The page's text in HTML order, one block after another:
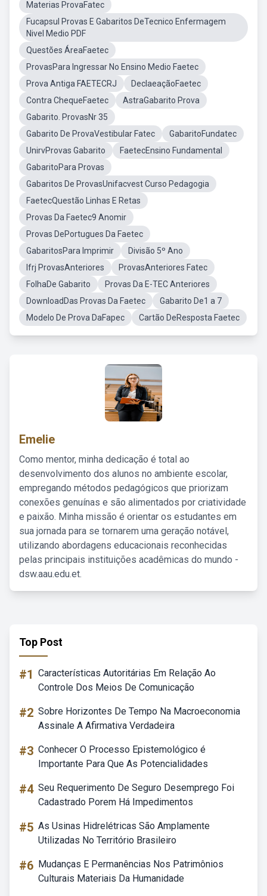
Materias ProvaFatec
Fucapsul Provas E Gabaritos DeTecnico Enfermagem
Nivel Medio PDF
Questões ÁreaFaetec
ProvasPara Ingressar No Ensino Medio Faetec
Prova Antiga FAETECRJ
DeclaeaçãoFaetec
Contra ChequeFaetec
AstraGabarito Prova
Gabarito. ProvasNr 35
Gabarito De ProvaVestibular Fatec
GabaritoFundatec
UnirvProvas Gabarito
FaetecEnsino Fundamental
GabaritoPara Provas
Gabaritos De ProvasUnifacvest Curso Pedagogia
FaetecQuestão Linhas E Retas
Provas Da Faetec9 Anomir
Provas DePortugues Da Faetec
GabaritosPara Imprimir
Divisão 5º Ano
Ifrj ProvasAnteriores
ProvasAnteriores Fatec
FolhaDe Gabarito
Provas Da E-TEC Anteriores
DownloadDas Provas Da Faetec
Gabarito De1 a 7
Modelo De Prova DaFapec
Cartão DeResposta Faetec
Emelie
Como mentor, minha dedicação é total ao
desenvolvimento dos alunos no ambiente escolar,
empregando métodos pedagógicos que priorizam
conexões genuínas e são alimentados por criatividade
e paixão. Minha missão é orientar os estudantes em
sua jornada para se tornarem uma geração notável,
utilizando abordagens educacionais reconhecidas
pelas principais instituições acadêmicas do mundo -
dsw.aau.edu.et.
Top Post
#1 Características Autoritárias Em Relação Ao
Controle Dos Meios De Comunicação
#2 Sobre Horizontes De Tempo Na Macroeconomia
Assinale A Afirmativa Verdadeira
#3 Conhecer O Processo Epistemológico é
Importante Para Que As Potencialidades
#4 Seu Requerimento De Seguro Desemprego Foi
Cadastrado Porem Há Impedimentos
#5 As Usinas Hidrelétricas São Amplamente
Utilizadas No Território Brasileiro
#6 Mudanças E Permanências Nos Patrimônios
Culturais Materiais Da Humanidade